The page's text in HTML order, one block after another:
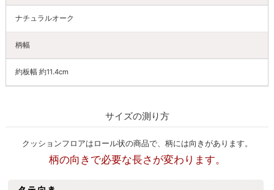
ナチュラルオーク
柄幅
約板幅 約11.4cm
サイズの測り方
クッションフロアはロール状の商品で、柄には向きがあります。
柄の向きで必要な長さが変わります。